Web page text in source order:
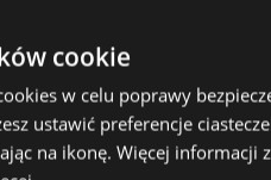
cookie
w celu poprawy
ustawić preferencje
na ikonę. Więcej informacji